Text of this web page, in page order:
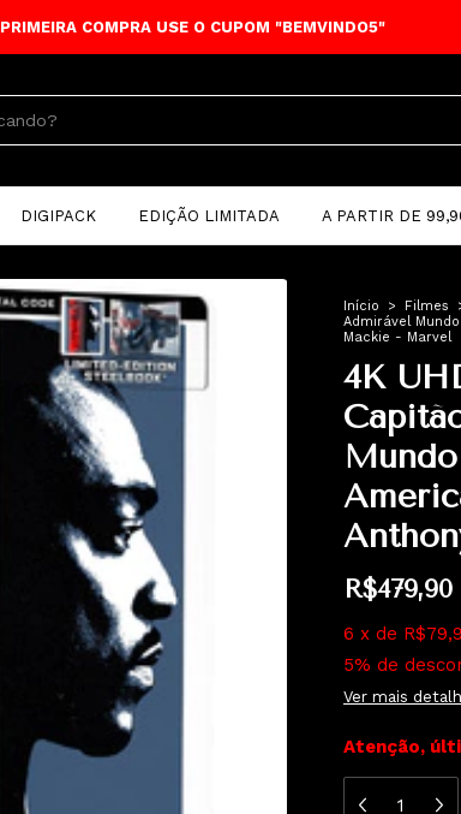
PRIMEIRA COMPRA USE O CUPOM "BEMVINDO5"
DIGIPACK EDIÇÃO LIMITADA A PARTIR DE
Início > Filmes
Admirável
Mackie - Marvel
4K
R$479,90
6 x de
5% de
Ver mais
Atenção,